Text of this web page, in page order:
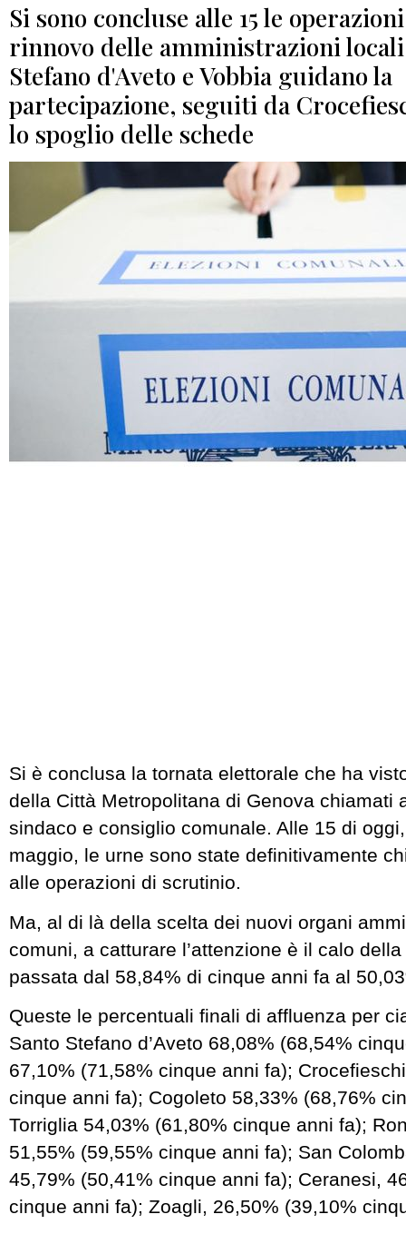
Si sono concluse alle 15 le
rinnovo delle amministrazioni
Stefano d'Aveto e Vobbia guidano la
partecipazione, seguiti da
lo spoglio delle schede
Si è conclusa la tornata elettorale che ha
della Città Metropolitana di Genova chiamati
sindaco e consiglio comunale. Alle 15 di
maggio, le urne sono state definitivamente
alle operazioni di scrutinio.
Ma, al di là della scelta dei nuovi organi
comuni, a catturare l’attenzione è il calo
passata dal 58,84% di cinque anni fa al
Queste le percentuali finali di affluenza per
Santo Stefano d’Aveto 68,08% (68,54%
67,10% (71,58% cinque anni fa);
cinque anni fa); Cogoleto 58,33% (68,76%
Torriglia 54,03% (61,80% cinque anni fa);
51,55% (59,55% cinque anni fa); San
45,79% (50,41% cinque anni fa); Ceranesi,
cinque anni fa); Zoagli, 26,50% (39,10%